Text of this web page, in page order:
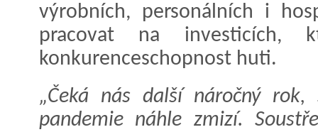
výrobních, personálních i
pracovat na investicích,
konkurenceschopnost huti.
„Čeká nás další náročný rok,
pandemie náhle zmizí.